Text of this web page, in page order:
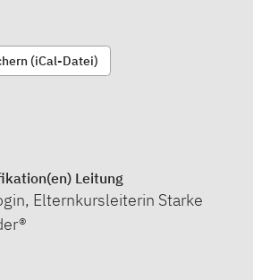
(iCal-Datei)
Leitung
Elternkursleiterin Starke